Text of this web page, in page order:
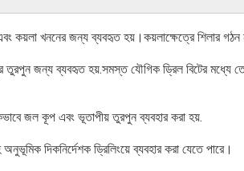
কয়লা খননের জন্য ব্যবহৃত হয়।কয়লাক্ষেত্রে শিলার গঠন
জন্য ব্যবহৃত হয়.সমস্ত যৌগিক ড্রিল বিটের মধ্যে
জল কূপ এবং ভূতাপীয় তুরপুন ব্যবহার করা হয়.
দিকনির্দেশক ড্রিলিংয়ে ব্যবহার করা যেতে পারে।